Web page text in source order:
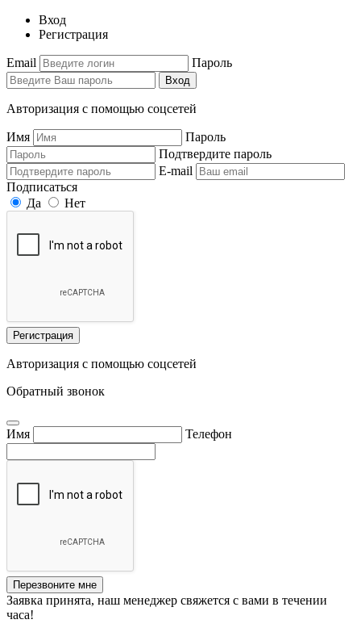
Вход
Регистрация
Email Пароль
Вход
Авторизация с помощью соцсетей
Имя
Пароль
Подтвердите пароль
E-mail
Подписаться
Да
Нет
Регистрация
Авторизация с помощью соцсетей
Обратный звонок
Имя Телефон
Перезвоните мне
Заявка принята, наш менеджер свяжется с вами в течении
часа!